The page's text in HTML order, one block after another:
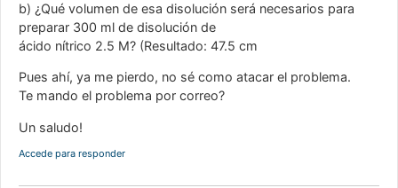
b) ¿Qué volumen de esa disolución será necesarios para
preparar 300 ml de disolución de
ácido nítrico 2.5 M? (Resultado: 47.5 cm
Pues ahí, ya me pierdo, no sé como atacar el problema.
Te mando el problema por correo?
Un saludo!
Accede para responder